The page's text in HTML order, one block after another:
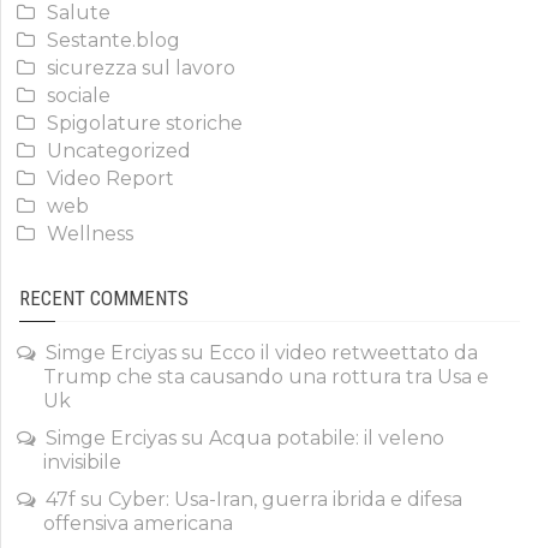
Salute
Sestante.blog
sicurezza sul lavoro
sociale
Spigolature storiche
Uncategorized
Video Report
web
Wellness
RECENT COMMENTS
Simge Erciyas su Ecco il video retweettato da
Trump che sta causando una rottura tra Usa e
Uk
Simge Erciyas su Acqua potabile: il veleno
invisibile
47f su Cyber: Usa-Iran, guerra ibrida e difesa
offensiva americana